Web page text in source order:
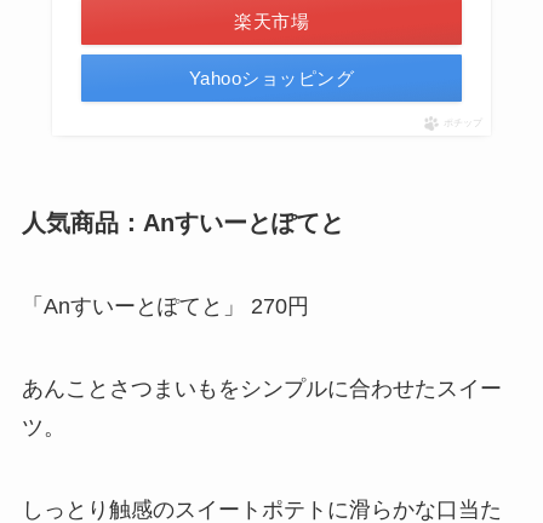
楽天市場
Yahooショッピング
ポチップ
人気商品：Anすいーとぽてと
「Anすいーとぽてと」 270円
あんことさつまいもをシンプルに合わせたスイー
ツ。
しっとり触感のスイートポテトに滑らかな口当た